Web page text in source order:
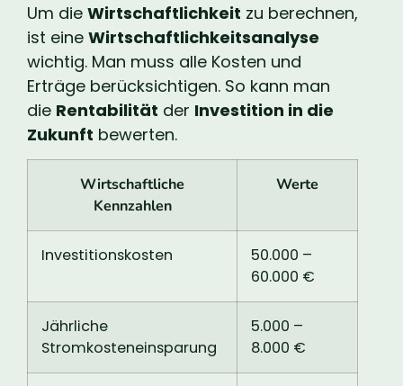
Um die Wirtschaftlichkeit zu berechnen,
ist eine Wirtschaftlichkeitsanalyse
wichtig. Man muss alle Kosten und
Erträge berücksichtigen. So kann man
die Rentabilität der Investition in die
Zukunft bewerten.
Wirtschaftliche
Kennzahlen
Werte
Investitionskosten
50.000 –
60.000 €
Jährliche
Stromkosteneinsparung
5.000 –
8.000 €